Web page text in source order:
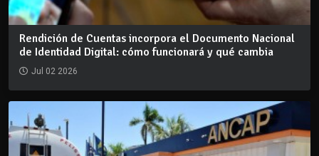
Rendición de Cuentas incorpora el Documento Nacional
de Identidad Digital: cómo funcionará y qué cambia
Jul 02 2026